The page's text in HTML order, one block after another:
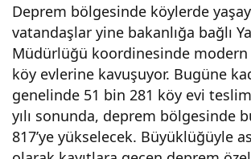
Deprem bölgesinde köylerde
vatandaşlar yine bakanlığa bağlı
Müdürlüğü koordinesinde modern
köy evlerine kavuşuyor. Bugüne
genelinde 51 bin 281 köy evi
yılı sonunda, deprem bölgesinde
817’ye yükselecek. Büyüklüğüyle